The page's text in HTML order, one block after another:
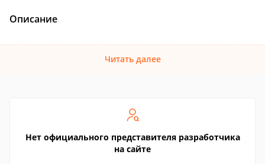
Описание
Читать далее
Нет официального представителя разработчика
на сайте